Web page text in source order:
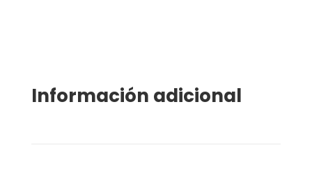
Información adicional